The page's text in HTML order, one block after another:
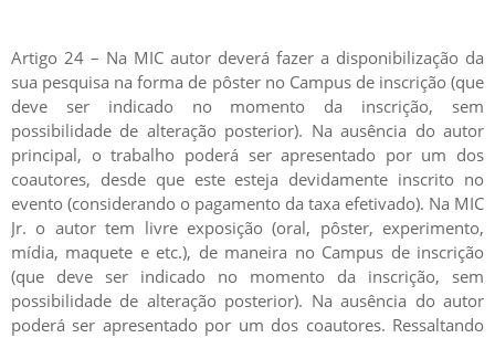
Artigo 24 – Na MIC autor deverá fazer a disponibilização da
sua pesquisa na forma de pôster no Campus de inscrição (que
deve ser indicado no momento da inscrição, sem
possibilidade de alteração posterior). Na ausência do autor
principal, o trabalho poderá ser apresentado por um dos
coautores, desde que este esteja devidamente inscrito no
evento (considerando o pagamento da taxa efetivado). Na MIC
Jr. o autor tem livre exposição (oral, pôster, experimento,
mídia, maquete e etc.), de maneira no Campus de inscrição
(que deve ser indicado no momento da inscrição, sem
possibilidade de alteração posterior). Na ausência do autor
poderá ser apresentado por um dos coautores. Ressaltando